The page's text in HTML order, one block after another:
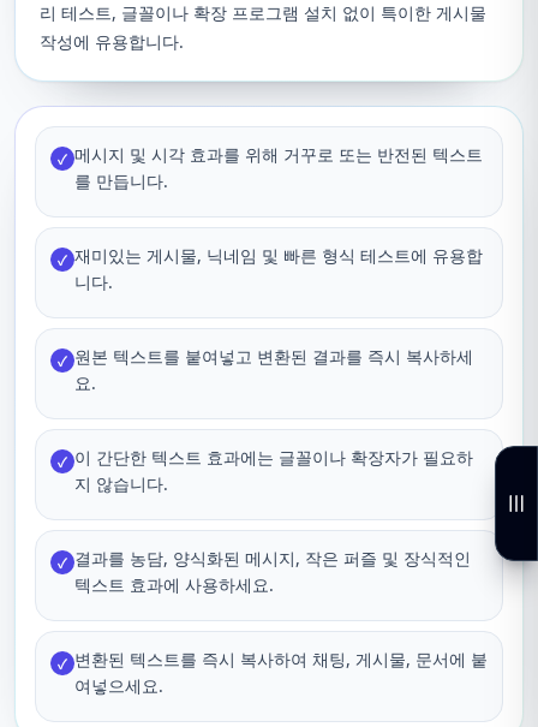
리 테스트, 글꼴이나 확장 프로그램 설치 없이 특이한 게시물
작성에 유용합니다.
✓ 메시지 및 시각 효과를 위해 거꾸로 또는 반전된 텍스트
를 만듭니다.
✓ 재미있는 게시물, 닉네임 및 빠른 형식 테스트에 유용합
니다.
✓ 원본 텍스트를 붙여넣고 변환된 결과를 즉시 복사하세
요.
✓ 이 간단한 텍스트 효과에는 글꼴이나 확장자가 필요하
지 않습니다.
✓ 결과를 농담, 양식화된 메시지, 작은 퍼즐 및 장식적인
텍스트 효과에 사용하세요.
✓ 변환된 텍스트를 즉시 복사하여 채팅, 게시물, 문서에 붙
여넣으세요.